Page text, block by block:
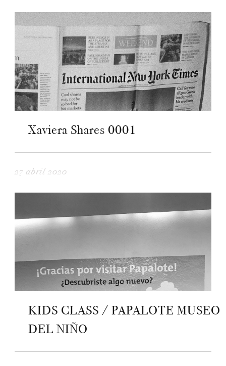
Xaviera Shares 0001
27 abril 2020
KIDS CLASS / PAPALOTE MUSEO
DEL NIÑO